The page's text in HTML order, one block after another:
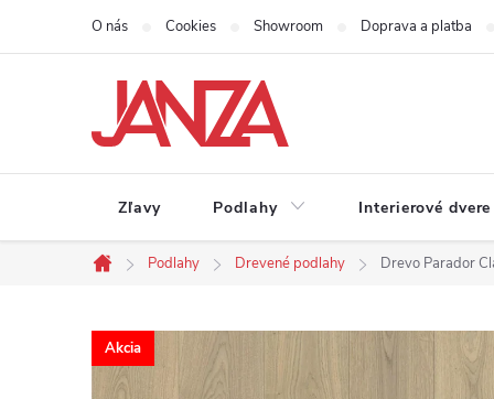
Prejsť na obsah
O nás Cookies Showroom Doprava a platba
Zľavy Podlahy Interierové dvere
Domov
Podlahy Drevené podlahy Drevo Parador
Akcia